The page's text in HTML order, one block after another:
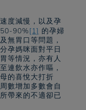
度減慢，以及孕
90%[1] 的孕婦
無胃口等問題，
孕媽咪面對平日
等情況，亦有人
連飲水亦作嘔，
的喜悅大打折
數增加多數會自
帶來的不適卻已